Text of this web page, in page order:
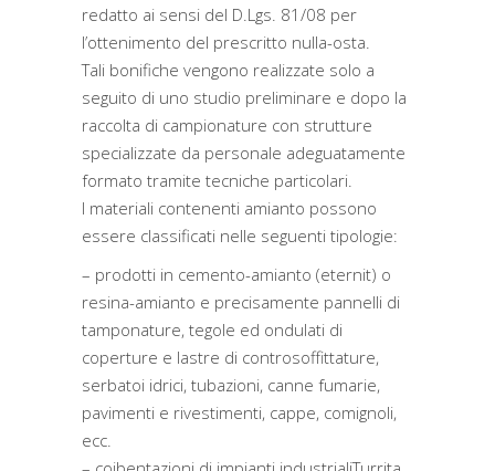
redatto ai sensi del D.Lgs. 81/08 per
l’ottenimento del prescritto nulla-osta.
Tali bonifiche vengono realizzate solo a
seguito di uno studio preliminare e dopo la
raccolta di campionature con strutture
specializzate da personale adeguatamente
formato tramite tecniche particolari.
I materiali contenenti amianto possono
essere classificati nelle seguenti tipologie:
– prodotti in cemento-amianto (eternit) o
resina-amianto e precisamente pannelli di
tamponature, tegole ed ondulati di
coperture e lastre di controsoffittature,
serbatoi idrici, tubazioni, canne fumarie,
pavimenti e rivestimenti, cappe, comignoli,
ecc.